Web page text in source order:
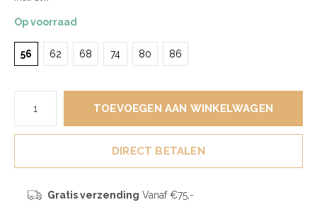
Op voorraad
56 62 68 74 80 86
TOEVOEGEN AAN WINKELWAGEN
DIRECT BETALEN
Gratis verzending Vanaf €75,-